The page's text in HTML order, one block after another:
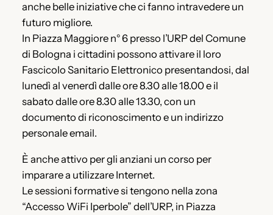
anche belle iniziative che ci fanno intravedere un
futuro migliore.
In Piazza Maggiore n° 6 presso l’URP del Comune
di Bologna i cittadini possono attivare il loro
Fascicolo Sanitario Elettronico presentandosi, dal
lunedì al venerdì dalle ore 8.30 alle 18.00 e il
sabato dalle ore 8.30 alle 13.30, con un
documento di riconoscimento e un indirizzo
personale email.
È anche attivo per gli anziani un corso per
imparare a utilizzare Internet.
Le sessioni formative si tengono nella zona
“Accesso WiFi Iperbole” dell’URP, in Piazza